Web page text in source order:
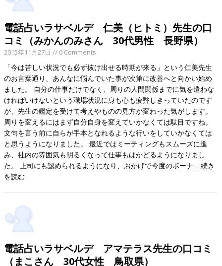
電話占いラサベルデ 仁美（ヒトミ）先生の口
コミ（みかんのみさん 30代男性 長野県）
2015年11月27日 // 0 Comments
「今は苦しい状況でも必ず抜け出せる時期が来る」という仁美先生
のお言葉通り、あんなに悩んでいた事が次第に改善へと向かい始め
ました。 自分の仕事だけでなく、周りの人間関係までに気を遣わな
ければいけないという職場状況に身も心も疲弊しきっていたのです
が、先生の鑑定を受けて考えやものの見方が変わった気がします。
周りを変えるにはまず自分自身を変えていかなくては駄目ですね。
文句を言う前に自らが手本となれるような行いをしていかなくては
と思うようになりました。 最近ではミーティングもスムーズに進
み、社内の雰囲気も明るくなって仕事もはかどるようになりまし
た。 上司にも認められるようになり、おかげで今度のボーナ…続き
を読む
電話占いラサベルデ アマテラス先生の口コミ
（まこさん 30代女性 鳥取県）